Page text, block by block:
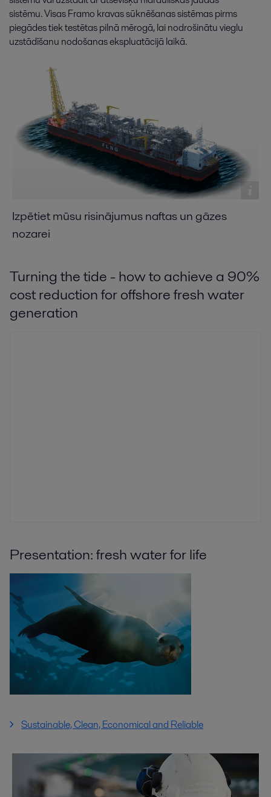
sistēmu. Visas Framo kravas sūknēšanas sistēmas pirms
piegādes tiek testētas pilnā mērogā, lai nodrošinātu vieglu
uzstādīšanu nodošanas ekspluatācijā laikā.
Izpētiet mūsu risinājumus naftas un gāzes
nozarei
Turning the tide - how to achieve a 90%
cost reduction for offshore fresh water
generation
Presentation: fresh water for life
Sustainable, Clean, Economical and Reliable